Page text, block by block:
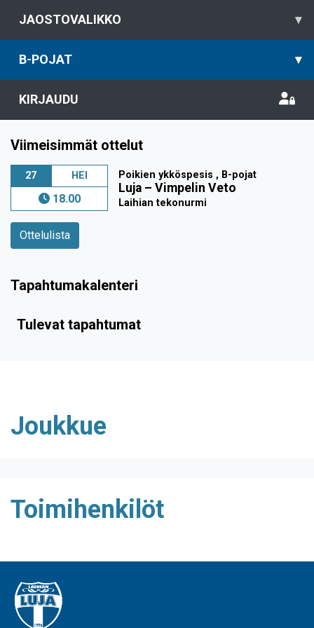
JAOSTOVALIKKO ▾
B-POJAT ▾
KIRJAUDU
Viimeisimmät ottelut
27 HEI
18.00
Poikien ykköspesis , B-pojat
Luja –Vimpelin Veto
Laihian tekonurmi
Ottelulista
Tapahtumakalenteri
Tulevat tapahtumat
Joukkue
Toimihenkilöt